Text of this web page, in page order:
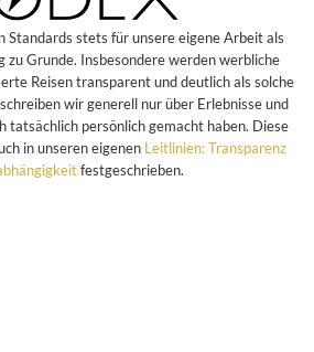
Standards stets für unsere eigene Arbeit als
zu Grunde. Insbesondere werden werbliche
Reisen transparent und deutlich als solche
wir generell nur über Erlebnisse und
tatsächlich persönlich gemacht haben. Diese
in unseren eigenen Leitlinien: Transparenz
festgeschrieben.